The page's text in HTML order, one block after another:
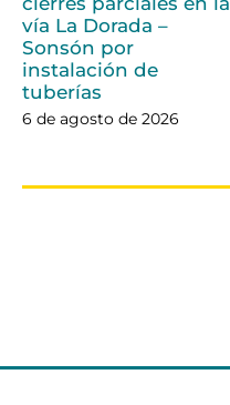
vía La Dorada –
Sonsón por
instalación de
tuberías
6 de agosto de 2026